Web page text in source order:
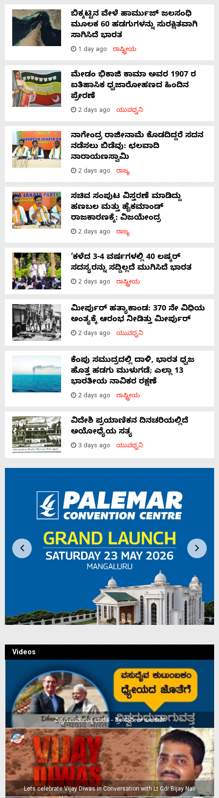
ಬಿಕ್ಕಟ್ಟಿನ ವೇಳೆ ಹಾರ್ಮುಜ್ ಜಲಸಂಧಿ
ಮೂಲಕ 60 ಹಡಗುಗಳನ್ನು ಸುರಕ್ಷಿತವಾಗಿ
ಸಾಗಿಸಿದೆ ಭಾರತ
1 day ago ರಾಷ್ಟ್ರೀಯ
ಮೇಡಂ ಭಿಕಾಜಿ ಕಾಮಾ ಅವರ 1907 ರ
ಐತಿಹಾಸಿಕ ಧ್ವಜಾರೋಹಣದ ಹಿಂದಿನ
ಪ್ರೇರಣೆ
2 days ago ಯುವಧ್ವನಿ
ನಾಗೇಂದ್ರ ರಾಜೀನಾಮೆ ಕೊಡದಿದ್ದರೆ ಸದನ
ನಡೆಸಲು ಬಿಡೆವು: ಛಲವಾದಿ
ನಾರಾಯಣಸ್ವಾಮಿ
2 days ago ರಾಜ್ಯ
ಸಚಿವ ಸಂಪುಟ ವಿಸ್ತರಣೆ ಮಾಡಿದ್ದು
ಹಣಬಲ ಮತ್ತು ಹೈಕಮಾಂಡ್
ರಾಜಕಾರಣಕ್ಕೆ: ವಿಜಯೇಂದ್ರ
2 days ago ರಾಜ್ಯ
‘ಕಳೆದ 3-4 ವರ್ಷಗಳಲ್ಲಿ 40 ಲಷ್ಕರ್
ಸದಸ್ಯರನ್ನು ಸದ್ದಿಲ್ಲದೆ ಮುಗಿಸಿದೆ ಭಾರತ
2 days ago ರಾಷ್ಟ್ರೀಯ
ಮೀರ್ಪುರ್ ಹತ್ಯಾಕಾಂಡ: 370 ನೇ ವಿಧಿಯ
ಅಂತ್ಯಕ್ಕೆ ಆರಂಭ ನೀಡಿತ್ತು ಮೀರ್ಪುರ್
2 days ago ಯುವಧ್ವನಿ
ಕೆಂಪು ಸಮುದ್ರದಲ್ಲಿ ದಾಳಿ, ಭಾರತ ಧ್ವಜ
ಹೊತ್ತ ಹಡಗು ಮುಳುಗಡೆ; ಎಲ್ಲಾ 13
ಭಾರತೀಯ ನಾವಿಕರ ರಕ್ಷಣೆ
2 days ago ರಾಷ್ಟ್ರೀಯ
ವಿದೇಶಿ ಪ್ರಯಾಣಿಕನ ದಿನಚರಿಯಲ್ಲಿದೆ
ಅಯೋಧ್ಯೆಯ ಸತ್ಯ
3 days ago ಯುವಧ್ವನಿ
Videos
ವಿಶ್ವಗುರುವಾಗುತ್ತ ಭಾರತ – ಶ್ರೀ ಸುನೀಲ್‌ ಕುಲಕರ್ಣಿ
Lets celebrate Vijay Diwas in Conversation with Lt Cdr Bijay Nair